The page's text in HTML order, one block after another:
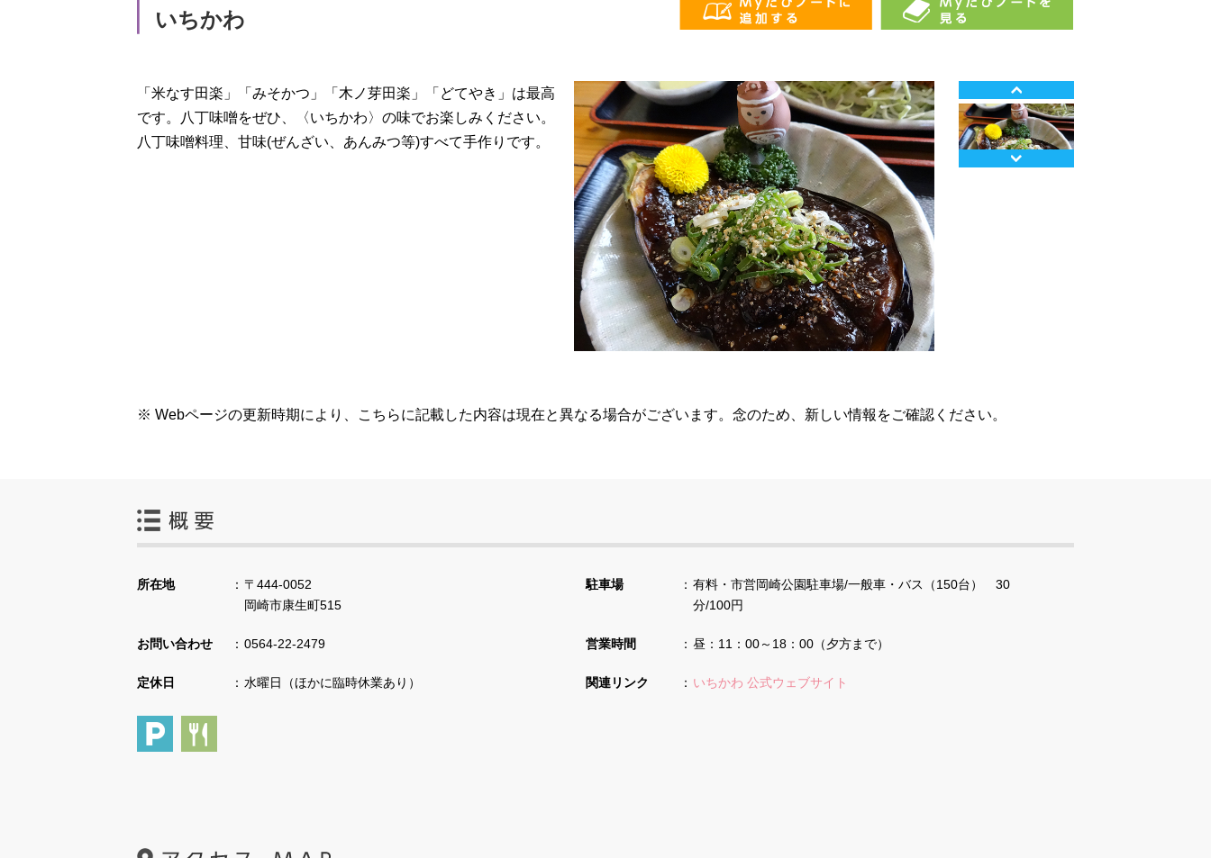
いちかわ
「米なす田楽」「みそかつ」「木ノ芽田楽」「どてやき」は最高
です。八丁味噌をぜひ、〈いちかわ〉の味でお楽しみください。
八丁味噌料理、甘味(ぜんざい、あんみつ等)すべて手作りです。
※ Webページの更新時期により、こちらに記載した内容は現在と異なる場合がございます。念のため、新しい情報をご確認ください。
所在地
〒444-0052
岡崎市康生町515
駐車場
有料・市営岡崎公園駐車場/一般車・バス（150台） 30
分/100円
お問い合わせ 0564-22-2479 営業時間 昼：11：00～18：00（夕方まで）
定休日 水曜日（ほかに臨時休業あり） 関連リンク いちかわ 公式ウェブサイト